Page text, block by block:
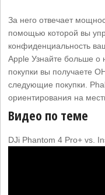
За него отвечает
помощью которой вы
конфиденциальность
Apple Узнайте больше о
покупки вы получаете
следующие покупки.
ориентирования на
Видео по теме
DJi Phantom 4 Pro+ vs.